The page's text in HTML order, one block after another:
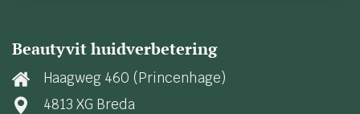
Beautyvit huidverbetering
Haagweg 460 (Princenhage)
4813 XG Breda